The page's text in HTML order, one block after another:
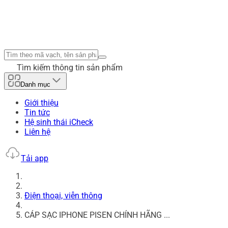
Tìm kiếm thông tin sản phẩm
Danh mục
Giới thiệu
Tin tức
Hệ sinh thái iCheck
Liên hệ
Tải app
Điện thoại, viễn thông
CÁP SẠC IPHONE PISEN CHÍNH HÃNG ...